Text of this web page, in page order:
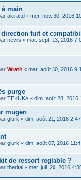
à main
akiraltd « mer. nov. 30, 2016
direction fuit et
nevils « mar. sept. 13, 2016
Wrath « mar. août 30, 2016
purge
TEKUKA « dim. août 28, 2016
mugen
glurk « dim. août 21, 2016
glurk « dim. août 07, 2016
de ressort reglable ?
therital « mer. juil. 20, 2016